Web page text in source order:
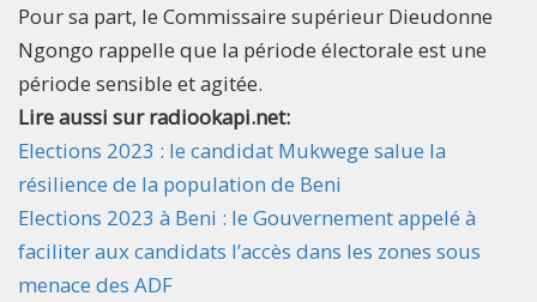
Pour sa part, le Commissaire supérieur Dieudonne
Ngongo rappelle que la période électorale est une
période sensible et agitée.
Lire aussi sur radiookapi.net:
Elections 2023 : le candidat Mukwege salue la
résilience de la population de Beni
Elections 2023 à Beni : le Gouvernement appelé à
faciliter aux candidats l’accès dans les zones sous
menace des ADF